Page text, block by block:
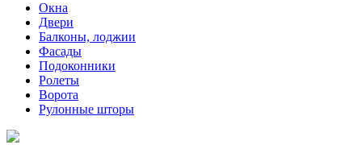
Окна
Двери
Балконы, лоджии
Фасады
Подоконники
Ролеты
Ворота
Рулонные шторы